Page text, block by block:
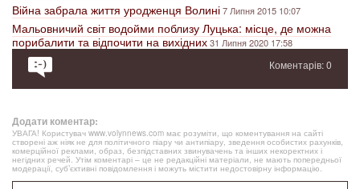
Війна забрала життя уродженця Волині7 Липня 2015 10:07
Мальовничий світ водойми поблизу Луцька: місце, де можна
порибалити та відпочити на вихідних31 Липня 2020 17:58
Коментарів: 0
Додати коментар:
УВАГА! Користувач www.volynnews.com має розуміти, що коментування на сайті
створені аж ніяк не для політичного піару чи антипіару, зведення особистих рахунків,
комерційної реклами, образ, безпідставних звинувачень та інших некоректних і
негідних речей. Утім коментарі – це не редакційні матеріали, не мають попередньої
модерації, суб’єктивні повідомлення і можуть містити недостовірну інформацію.